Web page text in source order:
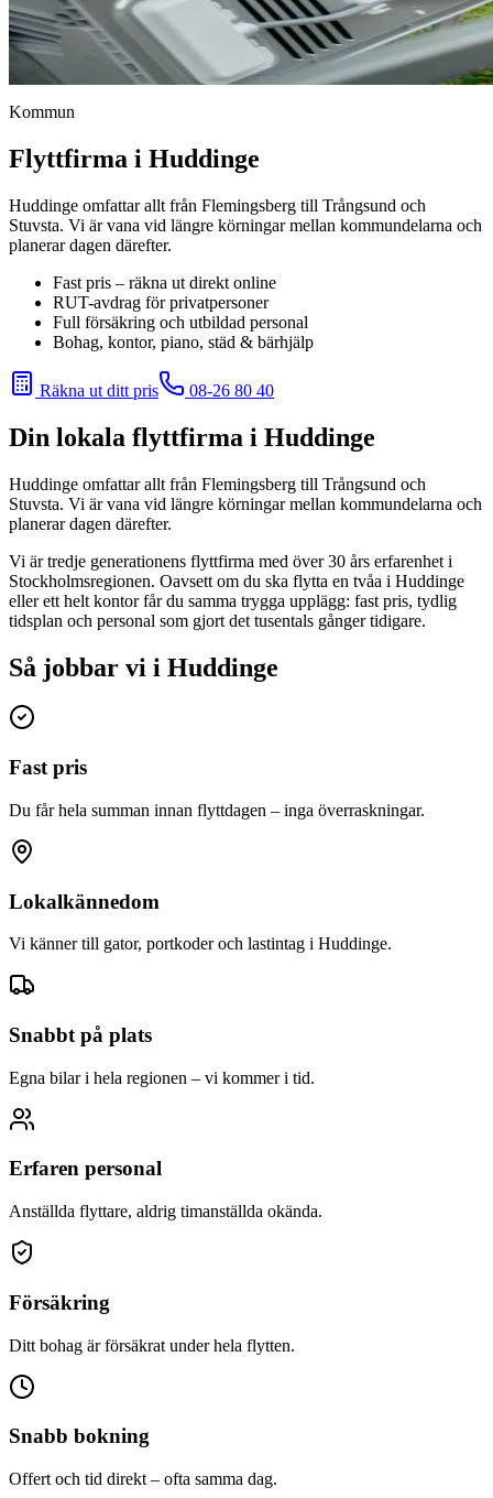
Kommun
Flyttfirma i Huddinge
Huddinge omfattar allt från Flemingsberg till Trångsund och
Stuvsta. Vi är vana vid längre körningar mellan kommundelarna och
planerar dagen därefter.
Fast pris – räkna ut direkt online
RUT-avdrag för privatpersoner
Full försäkring och utbildad personal
Bohag, kontor, piano, städ & bärhjälp
Räkna ut ditt pris 08-26 80 40
Din lokala flyttfirma i Huddinge
Huddinge omfattar allt från Flemingsberg till Trångsund och
Stuvsta. Vi är vana vid längre körningar mellan kommundelarna och
planerar dagen därefter.
Vi är tredje generationens flyttfirma med över 30 års erfarenhet i
Stockholmsregionen. Oavsett om du ska flytta en tvåa i Huddinge
eller ett helt kontor får du samma trygga upplägg: fast pris, tydlig
tidsplan och personal som gjort det tusentals gånger tidigare.
Så jobbar vi i Huddinge
Fast pris
Du får hela summan innan flyttdagen – inga överraskningar.
Lokalkännedom
Vi känner till gator, portkoder och lastintag i Huddinge.
Snabbt på plats
Egna bilar i hela regionen – vi kommer i tid.
Erfaren personal
Anställda flyttare, aldrig timanställda okända.
Försäkring
Ditt bohag är försäkrat under hela flytten.
Snabb bokning
Offert och tid direkt – ofta samma dag.